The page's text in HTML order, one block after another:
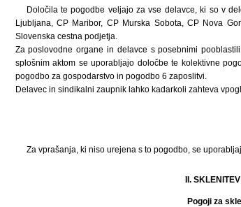
Določila te pogodbe veljajo za vse delavce, ki so v
Ljubljana, CP Maribor, CP Murska Sobota, CP Nova
Slovenska cestna podjetja.
Za poslovodne organe in delavce s posebnimi
splošnim aktom se uporabljajo določbe te kolektivne
pogodbo za gospodarstvo in pogodbo 6 zaposlitvi.
Delavec in sindikalni zaupnik lahko kadarkoli zahteva
Za vprašanja, ki niso urejena s to pogodbo, se
II.
Pogoji za